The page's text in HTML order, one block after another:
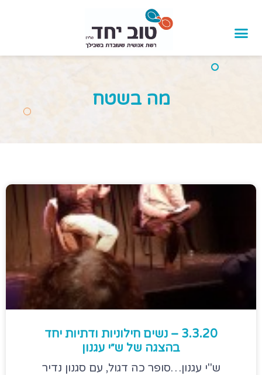
מה בשטח
3.3.20 – נשים חילוניות ודתיות יחד
בהצגה של ש״י עגנון
ש"י עגנון…סופר כה דגול, עם סגנון נדיר